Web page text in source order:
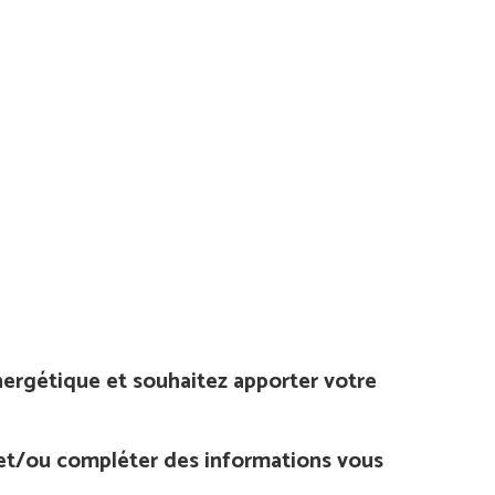
et souhaitez apporter votre
ou compléter des informations vous